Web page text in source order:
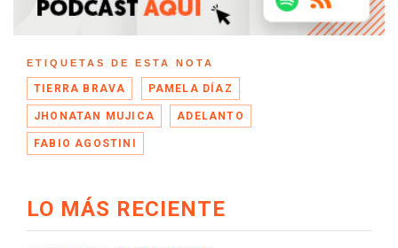
ETIQUETAS DE ESTA NOTA
TIERRA BRAVA PAMELA DÍAZ
JHONATAN MUJICA ADELANTO
FABIO AGOSTINI
LO MÁS RECIENTE